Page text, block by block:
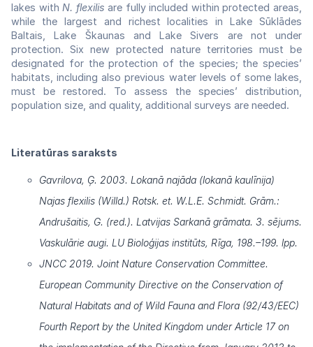
lakes with N. flexilis are fully included within protected areas,
while the largest and richest localities in Lake Sūklādes
Baltais, Lake Škaunas and Lake Sivers are not under
protection. Six new protected nature territories must be
designated for the protection of the species; the species’
habitats, including also previous water levels of some lakes,
must be restored. To assess the species’ distribution,
population size, and quality, additional surveys are needed.
Literatūras saraksts
Gavrilova, Ģ. 2003. Lokanā najāda (lokanā kaulīnija)
Najas flexilis (Willd.) Rotsk. et. W.L.E. Schmidt. Grām.:
Andrušaitis, G. (red.). Latvijas Sarkanā grāmata. 3. sējums.
Vaskulārie augi. LU Bioloģijas institūts, Rīga, 198.–199. lpp.
JNCC 2019. Joint Nature Conservation Committee.
European Community Directive on the Conservation of
Natural Habitats and of Wild Fauna and Flora (92/43/EEC)
Fourth Report by the United Kingdom under Article 17 on